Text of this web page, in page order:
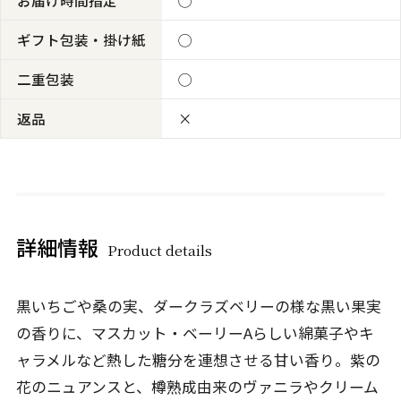
ギフト包装・掛け紙
◯
二重包装
◯
返品
×
詳細情報 Product details
黒いちごや桑の実、ダークラズベリーの様な黒い果実
の香りに、マスカット・ベーリーAらしい綿菓子やキ
ャラメルなど熱した糖分を連想させる甘い香り。紫の
花のニュアンスと、樽熟成由来のヴァニラやクリーム